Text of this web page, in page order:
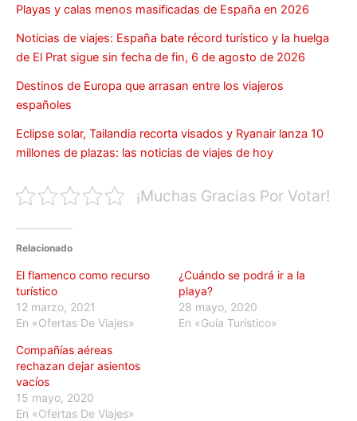
Playas y calas menos masificadas de España en 2026
Noticias de viajes: España bate récord turístico y la huelga
de El Prat sigue sin fecha de fin, 6 de agosto de 2026
Destinos de Europa que arrasan entre los viajeros
españoles
Eclipse solar, Tailandia recorta visados y Ryanair lanza 10
millones de plazas: las noticias de viajes de hoy
¡Muchas Gracias Por Votar!
Relacionado
El flamenco como recurso
turístico
12 marzo, 2021
En «Ofertas De Viajes»
¿Cuándo se podrá ir a la
playa?
28 mayo, 2020
En «Guía Turístico»
Compañías aéreas
rechazan dejar asientos
vacíos
15 mayo, 2020
En «Ofertas De Viajes»